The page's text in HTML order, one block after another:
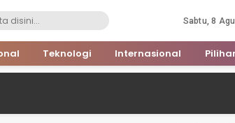
Sabtu, 8
Teknologi Internasional